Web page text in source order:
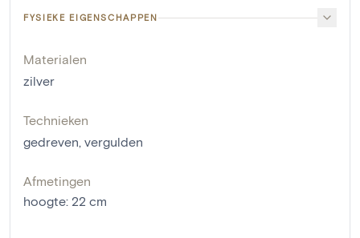
FYSIEKE EIGENSCHAPPEN
Materialen
zilver
Technieken
gedreven, vergulden
Afmetingen
hoogte: 22 cm